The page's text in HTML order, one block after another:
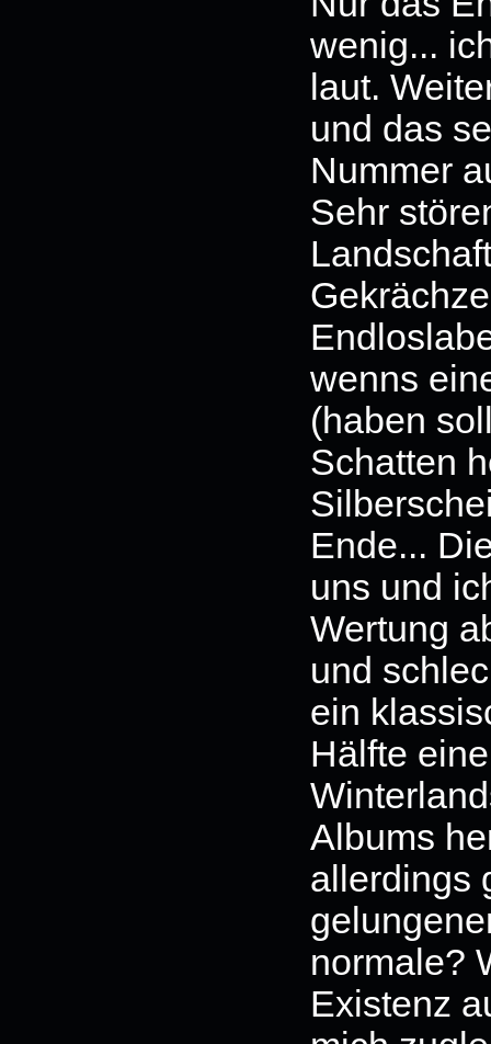
wenig...
laut.
und das
Nummer
Sehr
wenns
(haben
Schatten
Ende...
uns und
Wertung
und
ein
Hälfte
Albums
allerdings
normale?
Existenz